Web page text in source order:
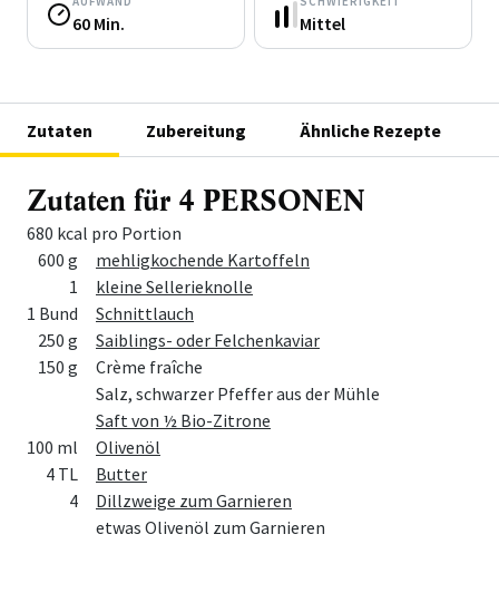
60 Min. Mittel
Zutaten Zubereitung Ähnliche Rezepte
Zutaten für 4 PERSONEN
680 kcal pro Portion
Menge Zutat
600 g
mehligkochende Kartoffeln
1
kleine Sellerieknolle
1 Bund
Schnittlauch
250 g
Saiblings- oder Felchenkaviar
150 g
Crème fraîche
Salz, schwarzer Pfeffer aus der Mühle
Saft von ½ Bio-Zitrone
100 ml
Olivenöl
4 TL
Butter
4
Dillzweige zum Garnieren
etwas Olivenöl zum Garnieren